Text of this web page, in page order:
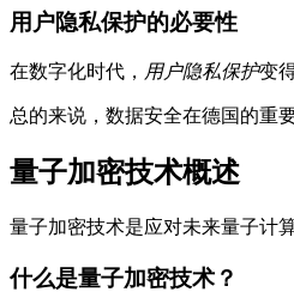
用户隐私保护的必要性
在数字化时代， 用户隐私保护变
总的来说，数据安全在德国的重
量子加密技术概述
量子加密技术是应对未来量子计
什么是量子加密技术？